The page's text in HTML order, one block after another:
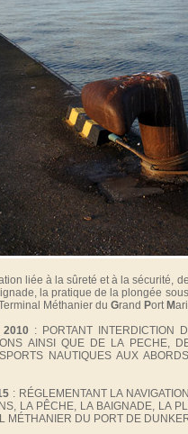
liée à la sûreté et à la sécurité,
la pratique de la plongée
Méthanier du Grand PortM
2010: PORTANT INTERDICTION
AINSI QUE DE LA PECHE,
NAUTIQUES AUX
: RÉGLEMENTANT LA
LA PÊCHE, LA BAIGNADE, LA
MÉTHANIER DU PORT DE